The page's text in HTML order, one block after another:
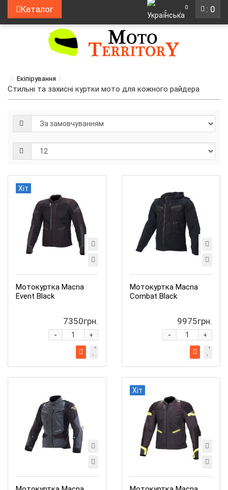
: 0
Каталог 0
Екіпірування
Стильні та захисні куртки мото для кожного райдера
Хіт
Мотокуртка Macna
Event Black
7350грн.
+
-
Мотокуртка Macna
Combat Black
9975грн.
+
-
Хіт